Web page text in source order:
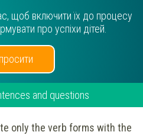
щоб включити їх до процесу
про успіхи дітей.
and questions
only the verb forms with the